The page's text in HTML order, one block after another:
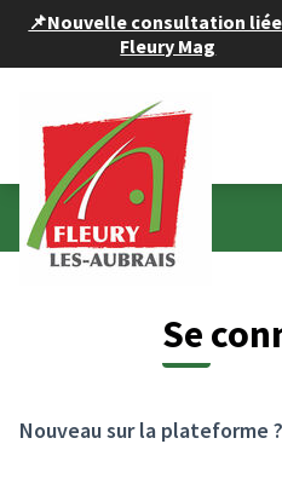
📌Nouvelle consultation
Fleury Mag
Se
Nouveau sur la plateforme ?
Panneau de gestion des cookies